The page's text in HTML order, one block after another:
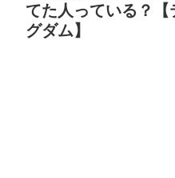
てた人っている？
グダム】